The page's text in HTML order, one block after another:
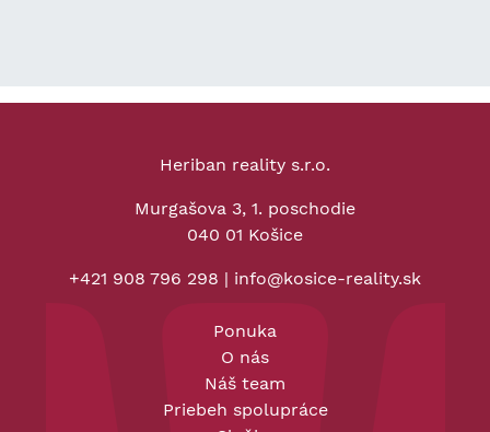
Heriban reality s.r.o.
Murgašova 3, 1. poschodie
040 01 Košice
+421 908 796 298 | info@kosice-reality.sk
Ponuka
O nás
Náš team
Priebeh spolupráce